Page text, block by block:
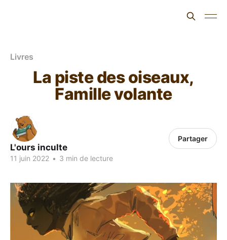
Livres
La piste des oiseaux,
Famille volante
L'ours inculte
11 juin 2022 • 3 min de lecture
Partager